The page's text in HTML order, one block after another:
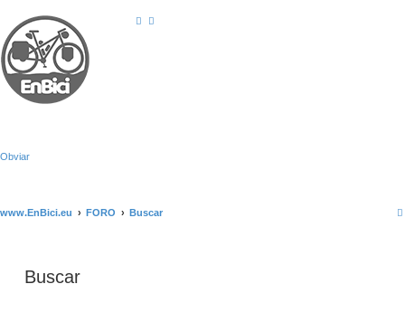
Obviar
www.EnBici.eu FORO Buscar
Buscar